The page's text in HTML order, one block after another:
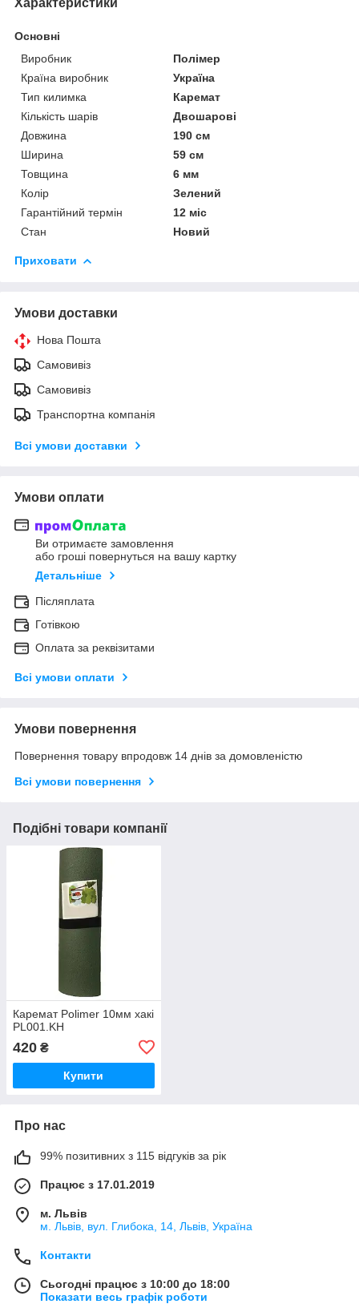
Основні
Виробник
Полімер
Країна виробник
Україна
Тип килимка
Каремат
Кількість шарів
Двошарові
Довжина
190 см
Ширина
59 см
Товщина
6 мм
Колір
Зелений
Гарантійний термін
12 міс
Стан
Новий
Приховати
Умови доставки
Нова Пошта
Самовивіз
Самовивіз
Транспортна компанія
Всі умови доставки
Умови оплати
Ви отримаєте замовлення
або гроші повернуться на вашу картку
Детальніше
Післяплата
Готівкою
Оплата за реквізитами
Всі умови оплати
Умови повернення
Повернення товару впродовж 14 днів за домовленістю
Всі умови повернення
Подібні товари компанії
Каремат Polimer 10мм хакі
PL001.KH
420 ₴
Купити
Про нас
99% позитивних з 115 відгуків за рік
Працює з 17.01.2019
м. Львів
м. Львів, вул. Глибока, 14, Львів, Україна
Контакти
Сьогодні працює з 10:00 до 18:00
Показати весь графік роботи